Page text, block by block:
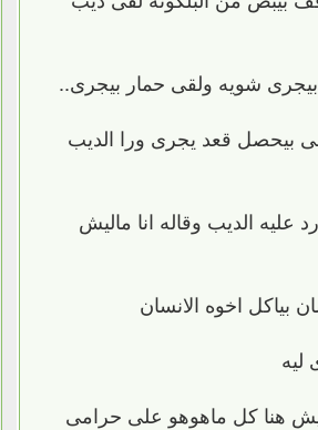
شويه ولقى حمار بيجرى..
بيحصل قعد يجرى ورا الديب
عليه الديب وقاله انا ماليش
بياكل اخوه الانسان
ليه
هنا كل ماهوهو على حرامى